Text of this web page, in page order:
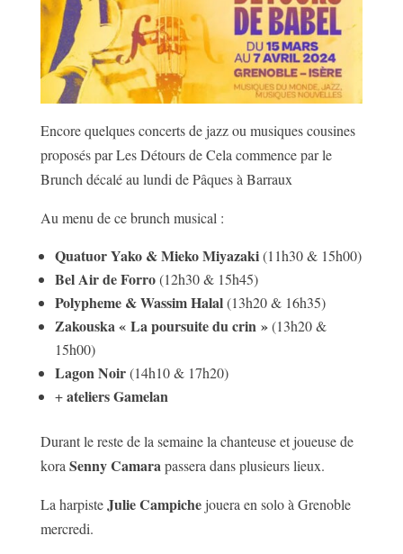
Encore quelques concerts de jazz ou musiques cousines
proposés par Les Détours de Cela commence par le
Brunch décalé au lundi de Pâques à Barraux
Au menu de ce brunch musical :
Quatuor Yako & Mieko Miyazaki(11h30 & 15h00)
Bel Air de Forro(12h30 & 15h45)
Polypheme & Wassim Halal(13h20 & 16h35)
Zakouska « La poursuite du crin »(13h20 &
15h00)
Lagon Noir(14h10 & 17h20)
+ateliers Gamelan
Durant le reste de la semaine la chanteuse et joueuse de
kora Senny Camara passera dans plusieurs lieux.
La harpisteJulie Campichejouera en solo à Grenoble
mercredi.